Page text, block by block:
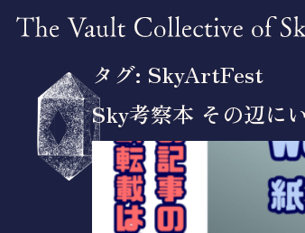
タグ: SkyArtFest
Sky考察本 その辺に